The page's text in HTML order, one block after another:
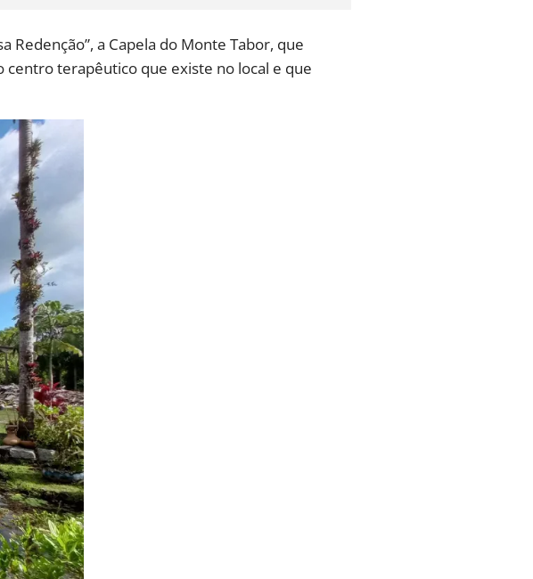
Redenção”, a Capela do Monte Tabor, que
centro terapêutico que existe no local e que